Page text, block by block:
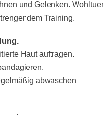
und Gelenken.
Training.
Haut auftragen.
abwaschen.